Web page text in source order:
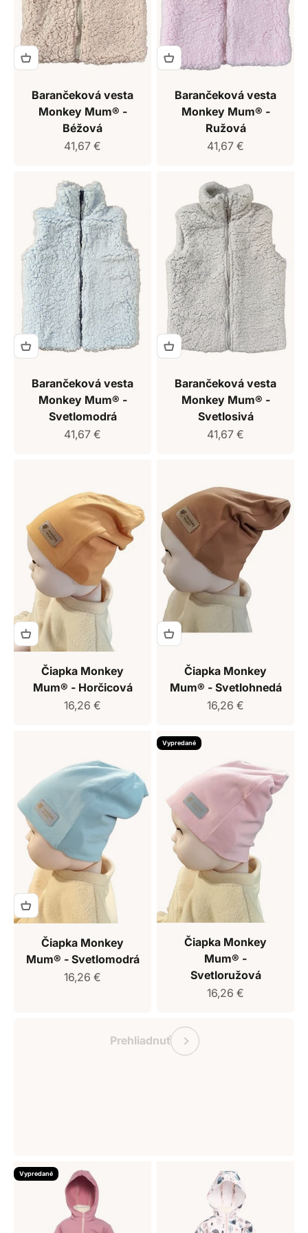
Barančeková vesta
Monkey Mum® -
Béžová
Predajná cena
41,67 €
Barančeková vesta
Monkey Mum® -
Ružová
Predajná cena
41,67 €
Barančeková vesta
Monkey Mum® -
Svetlomodrá
Predajná cena
41,67 €
Barančeková vesta
Monkey Mum® -
Svetlosivá
Predajná cena
41,67 €
Čiapka Monkey
Mum® - Horčicová
Predajná cena
16,26 €
Čiapka Monkey
Mum® - Svetlohnedá
Predajná cena
16,26 €
Čiapka Monkey
Mum® - Svetlomodrá
Predajná cena
16,26 €
Vypredané
Čiapka Monkey
Mum® -
Svetloružová
Predajná cena
16,26 €
PrehliadnuťPredchádzajúce
Vypredané